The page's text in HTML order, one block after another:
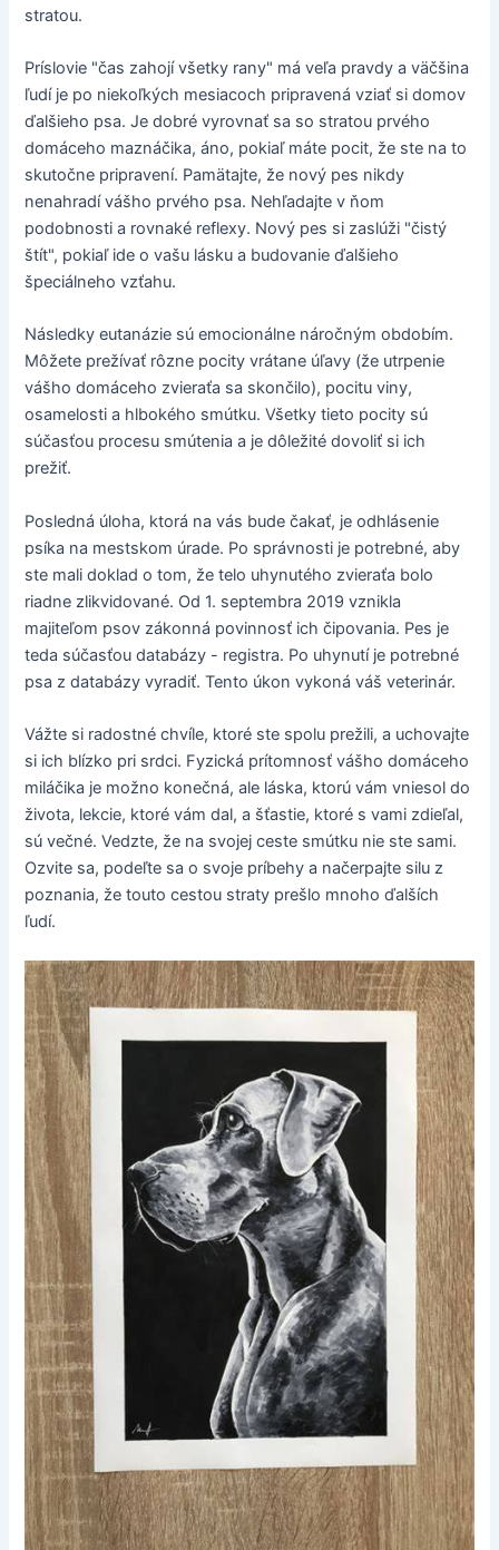
stratou.
Príslovie "čas zahojí všetky rany" má veľa pravdy a väčšina
ľudí je po niekoľkých mesiacoch pripravená vziať si domov
ďalšieho psa. Je dobré vyrovnať sa so stratou prvého
domáceho maznáčika, áno, pokiaľ máte pocit, že ste na to
skutočne pripravení. Pamätajte, že nový pes nikdy
nenahradí vášho prvého psa. Nehľadajte v ňom
podobnosti a rovnaké reflexy. Nový pes si zaslúži "čistý
štít", pokiaľ ide o vašu lásku a budovanie ďalšieho
špeciálneho vzťahu.
Následky eutanázie sú emocionálne náročným obdobím.
Môžete prežívať rôzne pocity vrátane úľavy (že utrpenie
vášho domáceho zvieraťa sa skončilo), pocitu viny,
osamelosti a hlbokého smútku. Všetky tieto pocity sú
súčasťou procesu smútenia a je dôležité dovoliť si ich
prežiť.
Posledná úloha, ktorá na vás bude čakať, je odhlásenie
psíka na mestskom úrade. Po správnosti je potrebné, aby
ste mali doklad o tom, že telo uhynutého zvieraťa bolo
riadne zlikvidované. Od 1. septembra 2019 vznikla
majiteľom psov zákonná povinnosť ich čipovania. Pes je
teda súčasťou databázy - registra. Po uhynutí je potrebné
psa z databázy vyradiť. Tento úkon vykoná váš veterinár.
Vážte si radostné chvíle, ktoré ste spolu prežili, a uchovajte
si ich blízko pri srdci. Fyzická prítomnosť vášho domáceho
miláčika je možno konečná, ale láska, ktorú vám vniesol do
života, lekcie, ktoré vám dal, a šťastie, ktoré s vami zdieľal,
sú večné. Vedzte, že na svojej ceste smútku nie ste sami.
Ozvite sa, podeľte sa o svoje príbehy a načerpajte silu z
poznania, že touto cestou straty prešlo mnoho ďalších
ľudí.